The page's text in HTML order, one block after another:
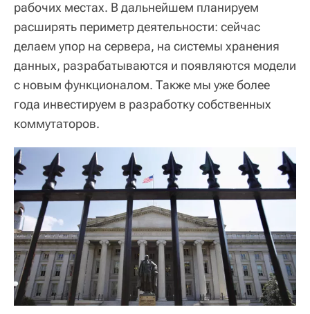
рабочих местах. В дальнейшем планируем
расширять периметр деятельности: сейчас
делаем упор на сервера, на системы хранения
данных, разрабатываются и появляются модели
с новым функционалом. Также мы уже более
года инвестируем в разработку собственных
коммутаторов.